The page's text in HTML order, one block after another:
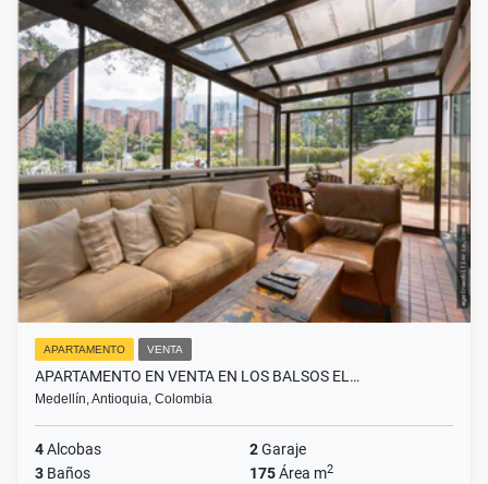
APARTAMENTO VENTA
APARTAMENTO EN VENTA EN LOS BALSOS EL…
Medellín, Antioquia, Colombia
4Alcobas 2Garaje
3 Baños 175Área m2